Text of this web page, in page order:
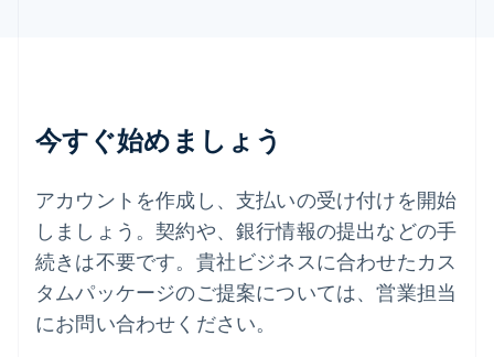
今すぐ始めましょう
アカウントを作成し、支払いの受け付けを開始
しましょう。契約や、銀行情報の提出などの手
続きは不要です。貴社ビジネスに合わせたカス
タムパッケージのご提案については、営業担当
にお問い合わせください。
English
Deutsch English
ニュージーランド
English
ノルウェー
ハンガリー
English